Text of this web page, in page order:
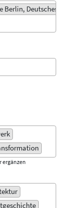
Berlin, Deutsches
ergänzen